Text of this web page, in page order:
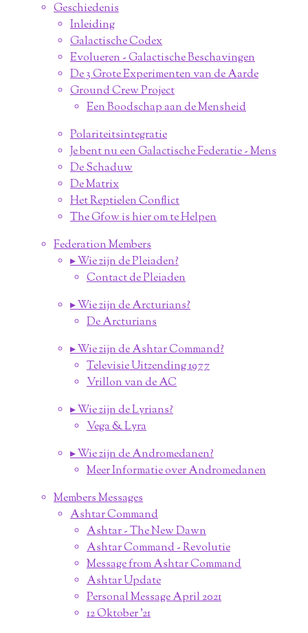
Geschiedenis
Inleiding
Galactische Codex
Evolueren - Galactische Beschavingen
De 3 Grote Experimenten van de Aarde
Ground Crew Project
Een Boodschap aan de Mensheid
Polariteitsintegratie
Je bent nu een Galactische Federatie - Mens
De Schaduw
De Matrix
Het Reptielen Conflict
The Gfow is hier om te Helpen
Federation Members
▸ Wie zijn de Pleiaden?
Contact de Pleiaden
▸ Wie zijn de Arcturians?
De Arcturians
▸ Wie zijn de Ashtar Command?
Televisie Uitzending 1977
Vrillon van de AC
▸ Wie zijn de Lyrians?
Vega & Lyra
▸ Wie zijn de Andromedanen?
Meer Informatie over Andromedanen
Members Messages
Ashtar Command
Ashtar - The New Dawn
Ashtar Command - Revolutie
Message from Ashtar Command
Ashtar Update
Personal Message April 2021
12 Oktober '21